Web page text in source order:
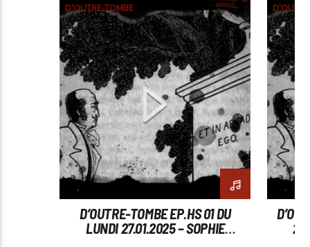
D'OUTRE-TOMBE
D’OUTRE-TOMBE EP.HS 01 DU
LUNDI 27.01.2025 – SOPHIE